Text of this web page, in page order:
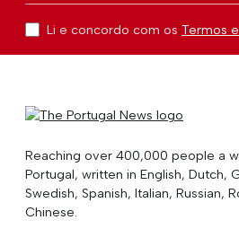
Li e concordo com os Termos
Reaching over 400,000 people a
Portugal, written in English, Dutch,
Swedish, Spanish, Italian, Russian,
Chinese.